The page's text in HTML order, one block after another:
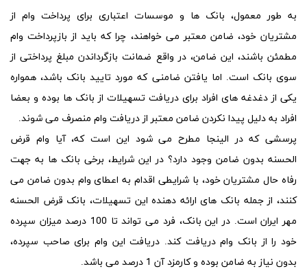
به طور معمول، بانک ها و موسسات اعتباری برای پرداخت وام از
مشتریان خود، ضامن معتبر می خواهند، چرا که باید از بازپرداخت وام
مطمئن باشند، این ضامن، در واقع ضمانت بازگرداندن مبلغ پرداختی از
سوی بانک است. اما یافتن ضامنی که مورد تایید بانک باشد، همواره
یکی از دغدغه های افراد برای دریافت تسهیلات از بانک ها بوده و بعضا
افراد به دلیل پیدا نکردن ضامن معتبر از دریافت وام منصرف می شوند.
پرسشی که در الینجا مطرح می شود این است که، آیا وام قرض
الحسنه بدون ضامن وجود دارد؟ در این شرایط، برخی بانک ها به جهت
رفاه حال مشتریان خود، با شرایطی اقدام به اعطای وام بدون ضامن می
کنند، از جمله بانک های ارائه دهنده این تسهیلات، بانک قرض الحسنه
مهر ایران است. در این بانک، فرد می تواند تا 100 درصد میزان سپرده
خود را از بانک وام دریافت کند. دریافت این وام برای صاحب سپرده،
بدون نیاز به ضامن بوده و کارمزد آن 1 درصد می باشد.